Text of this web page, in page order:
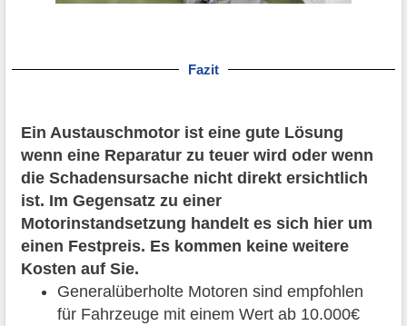
Fazit
Ein Austauschmotor ist eine gute Lösung
wenn eine Reparatur zu teuer wird oder wenn
die Schadensursache nicht direkt ersichtlich
ist. Im Gegensatz zu einer
Motorinstandsetzung handelt es sich hier um
einen Festpreis. Es kommen keine weitere
Kosten auf Sie.
Generalüberholte Motoren sind empfohlen
für Fahrzeuge mit einem Wert ab 10.000€